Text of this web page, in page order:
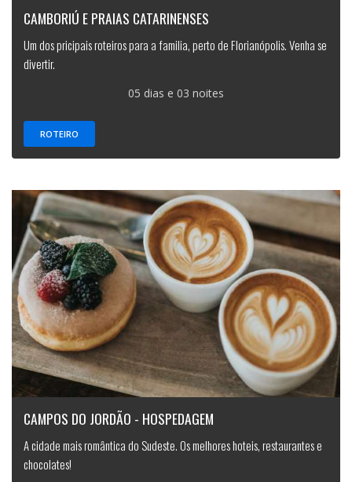
CAMBORIÚ E PRAIAS CATARINENSES
Um dos pricipais roteiros para a familia, perto de Florianópolis. Venha se
divertir.
05 dias e 03 noites
ROTEIRO
CAMPOS DO JORDÃO - HOSPEDAGEM
A cidade mais romântica do Sudeste. Os melhores hoteis, restaurantes e
chocolates!